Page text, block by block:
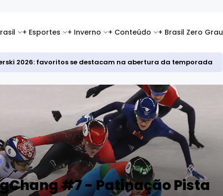
+ Esportes + Inverno + Conteúdo + Brasil Zero Grau
2026: favoritos se destacam na abertura da temporada
#7 - Patinação Pista